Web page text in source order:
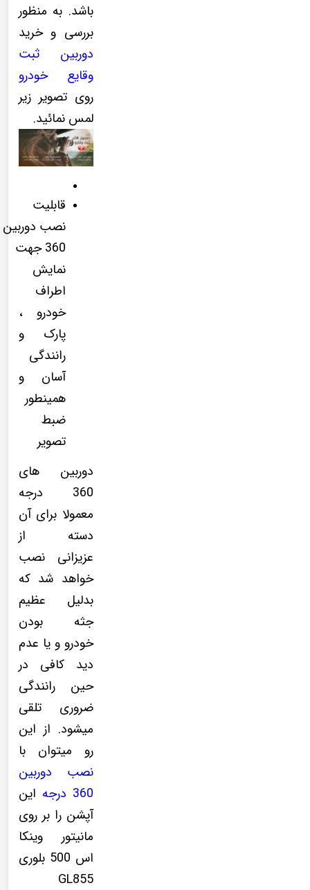
باشد. به منظور
بررسی و خرید
دوربین ثبت
وقایع خودرو
روی تصویر زیر
لمس نمائید.
قابلیت
نصب دوربین
360 جهت
نمایش
اطراف
خودرو ،
پارک و
رانندگی
آسان و
همینطور
ضبط
تصویر
دوربین های
360 درجه
معمولا برای آن
دسته از
عزیزانی نصب
خواهد شد که
بدلیل عظیم
جثه بودن
خودرو و یا عدم
دید کافی در
حین رانندگی
ضروری تلقی
میشود. از این
رو میتوان با
نصب دوربین
360 درجه
این
آپشن را بر روی
مانیتور وینکا
اس 500 بلوری
GL855